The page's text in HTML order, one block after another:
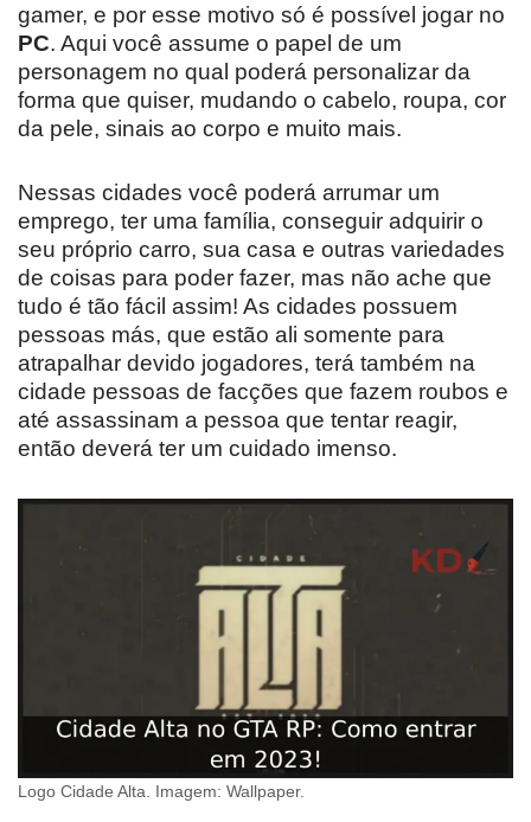
gamer, e por esse motivo só é possível jogar no
PC. Aqui você assume o papel de um
personagem no qual poderá personalizar da
forma que quiser, mudando o cabelo, roupa, cor
da pele, sinais ao corpo e muito mais.
Nessas cidades você poderá arrumar um
emprego, ter uma família, conseguir adquirir o
seu próprio carro, sua casa e outras variedades
de coisas para poder fazer, mas não ache que
tudo é tão fácil assim! As cidades possuem
pessoas más, que estão ali somente para
atrapalhar devido jogadores, terá também na
cidade pessoas de facções que fazem roubos e
até assassinam a pessoa que tentar reagir,
então deverá ter um cuidado imenso.
Logo Cidade Alta. Imagem: Wallpaper.